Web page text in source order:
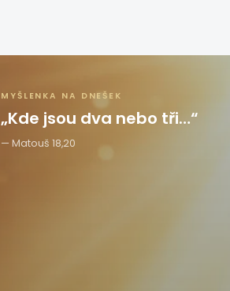
MYŠLENKA NA DNEŠEK
„Kde jsou dva nebo tři…“
Matouš 18,20